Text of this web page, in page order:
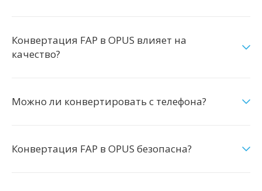
Конвертация FAP в OPUS влияет на
качество?
Можно ли конвертировать с телефона?
Конвертация FAP в OPUS безопасна?